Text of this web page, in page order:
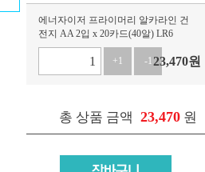
에너자이저 프라이머리 알카라인 건
전지 AA 2입 x 20카드(40알) LR6
+1 -123,470원
총 상품 금액 23,470 원